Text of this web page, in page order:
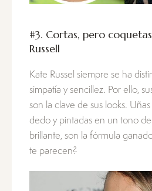
#3. Cortas, pero
Russell
Kate Russel siempre se ha
simpatía y sencillez. Por ello,
son la clave de sus looks. Uñas
dedo y pintadas en un tono
brillante, son la fórmula
te parecen?